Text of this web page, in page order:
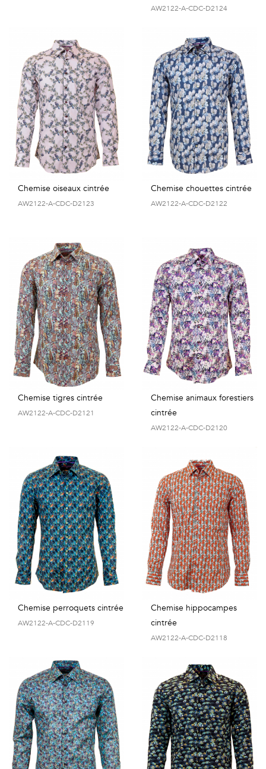
AW2122-A-CDC-D2124
Chemise oiseaux cintrée
AW2122-A-CDC-D2123
Chemise chouettes cintrée
AW2122-A-CDC-D2122
Chemise tigres cintrée
AW2122-A-CDC-D2121
Chemise animaux forestiers
cintrée
AW2122-A-CDC-D2120
Chemise perroquets cintrée
AW2122-A-CDC-D2119
Chemise hippocampes
cintrée
AW2122-A-CDC-D2118